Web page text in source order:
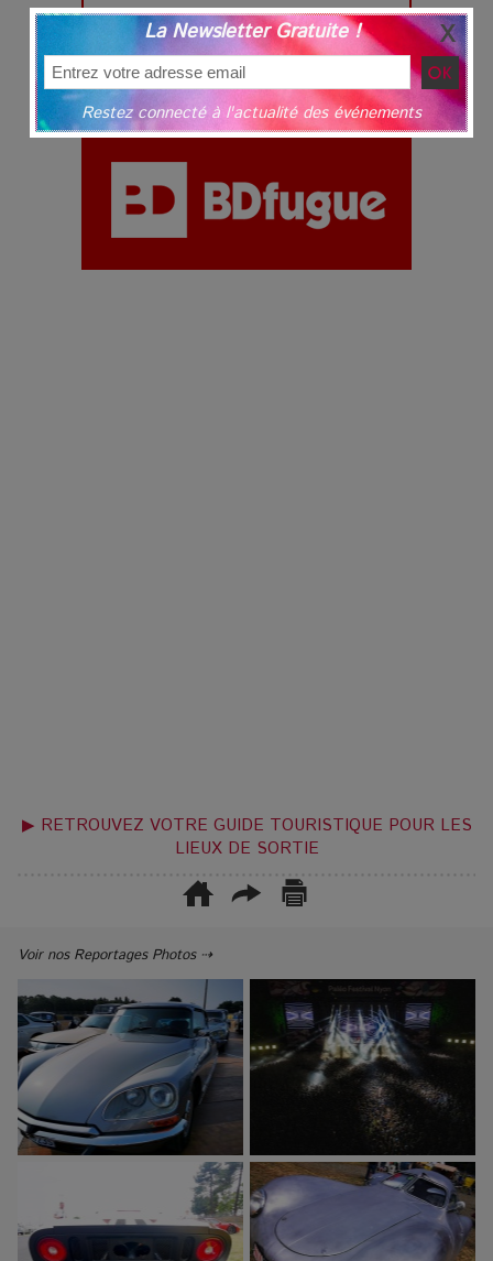
▶ RETROUVEZ VOTRE GUIDE TOURISTIQUE POUR LES
LIEUX DE SORTIE
Voir nos Reportages Photos ⇢
La Newsletter Gratuite !
Restez connecté à l'actualité des événements